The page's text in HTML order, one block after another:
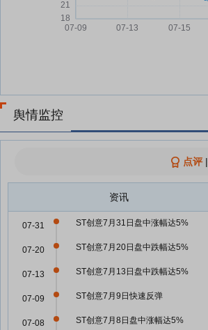
舆情监控
点评|
资讯
ST创意7月31日盘中涨幅达5%
07-31
ST创意7月20日盘中跌幅达5%
07-20
ST创意7月13日盘中跌幅达5%
07-13
ST创意7月9日快速反弹
07-09
ST创意7月8日盘中涨幅达5%
07-08